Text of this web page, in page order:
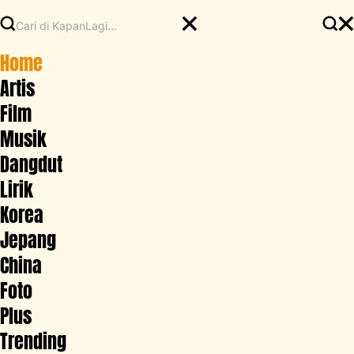
Home
Artis
Film
Musik
Dangdut
Lirik
Korea
Jepang
China
Foto
Plus
Trending